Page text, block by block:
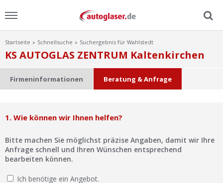
Menu
Home
Ratgeber
Scheibensuche
FAQ
Startseite Schnellsuche Suchergebnis für Wahlstedt
KS AUTOGLAS ZENTRUM Kaltenkirchen
Firmeninformationen Beratung & Anfrage
1. Wie können wir Ihnen helfen?
Bitte machen Sie möglichst präzise Angaben, damit wir Ihre
Anfrage schnell und Ihren Wünschen entsprechend
bearbeiten können.
Ich benötige ein Angebot.